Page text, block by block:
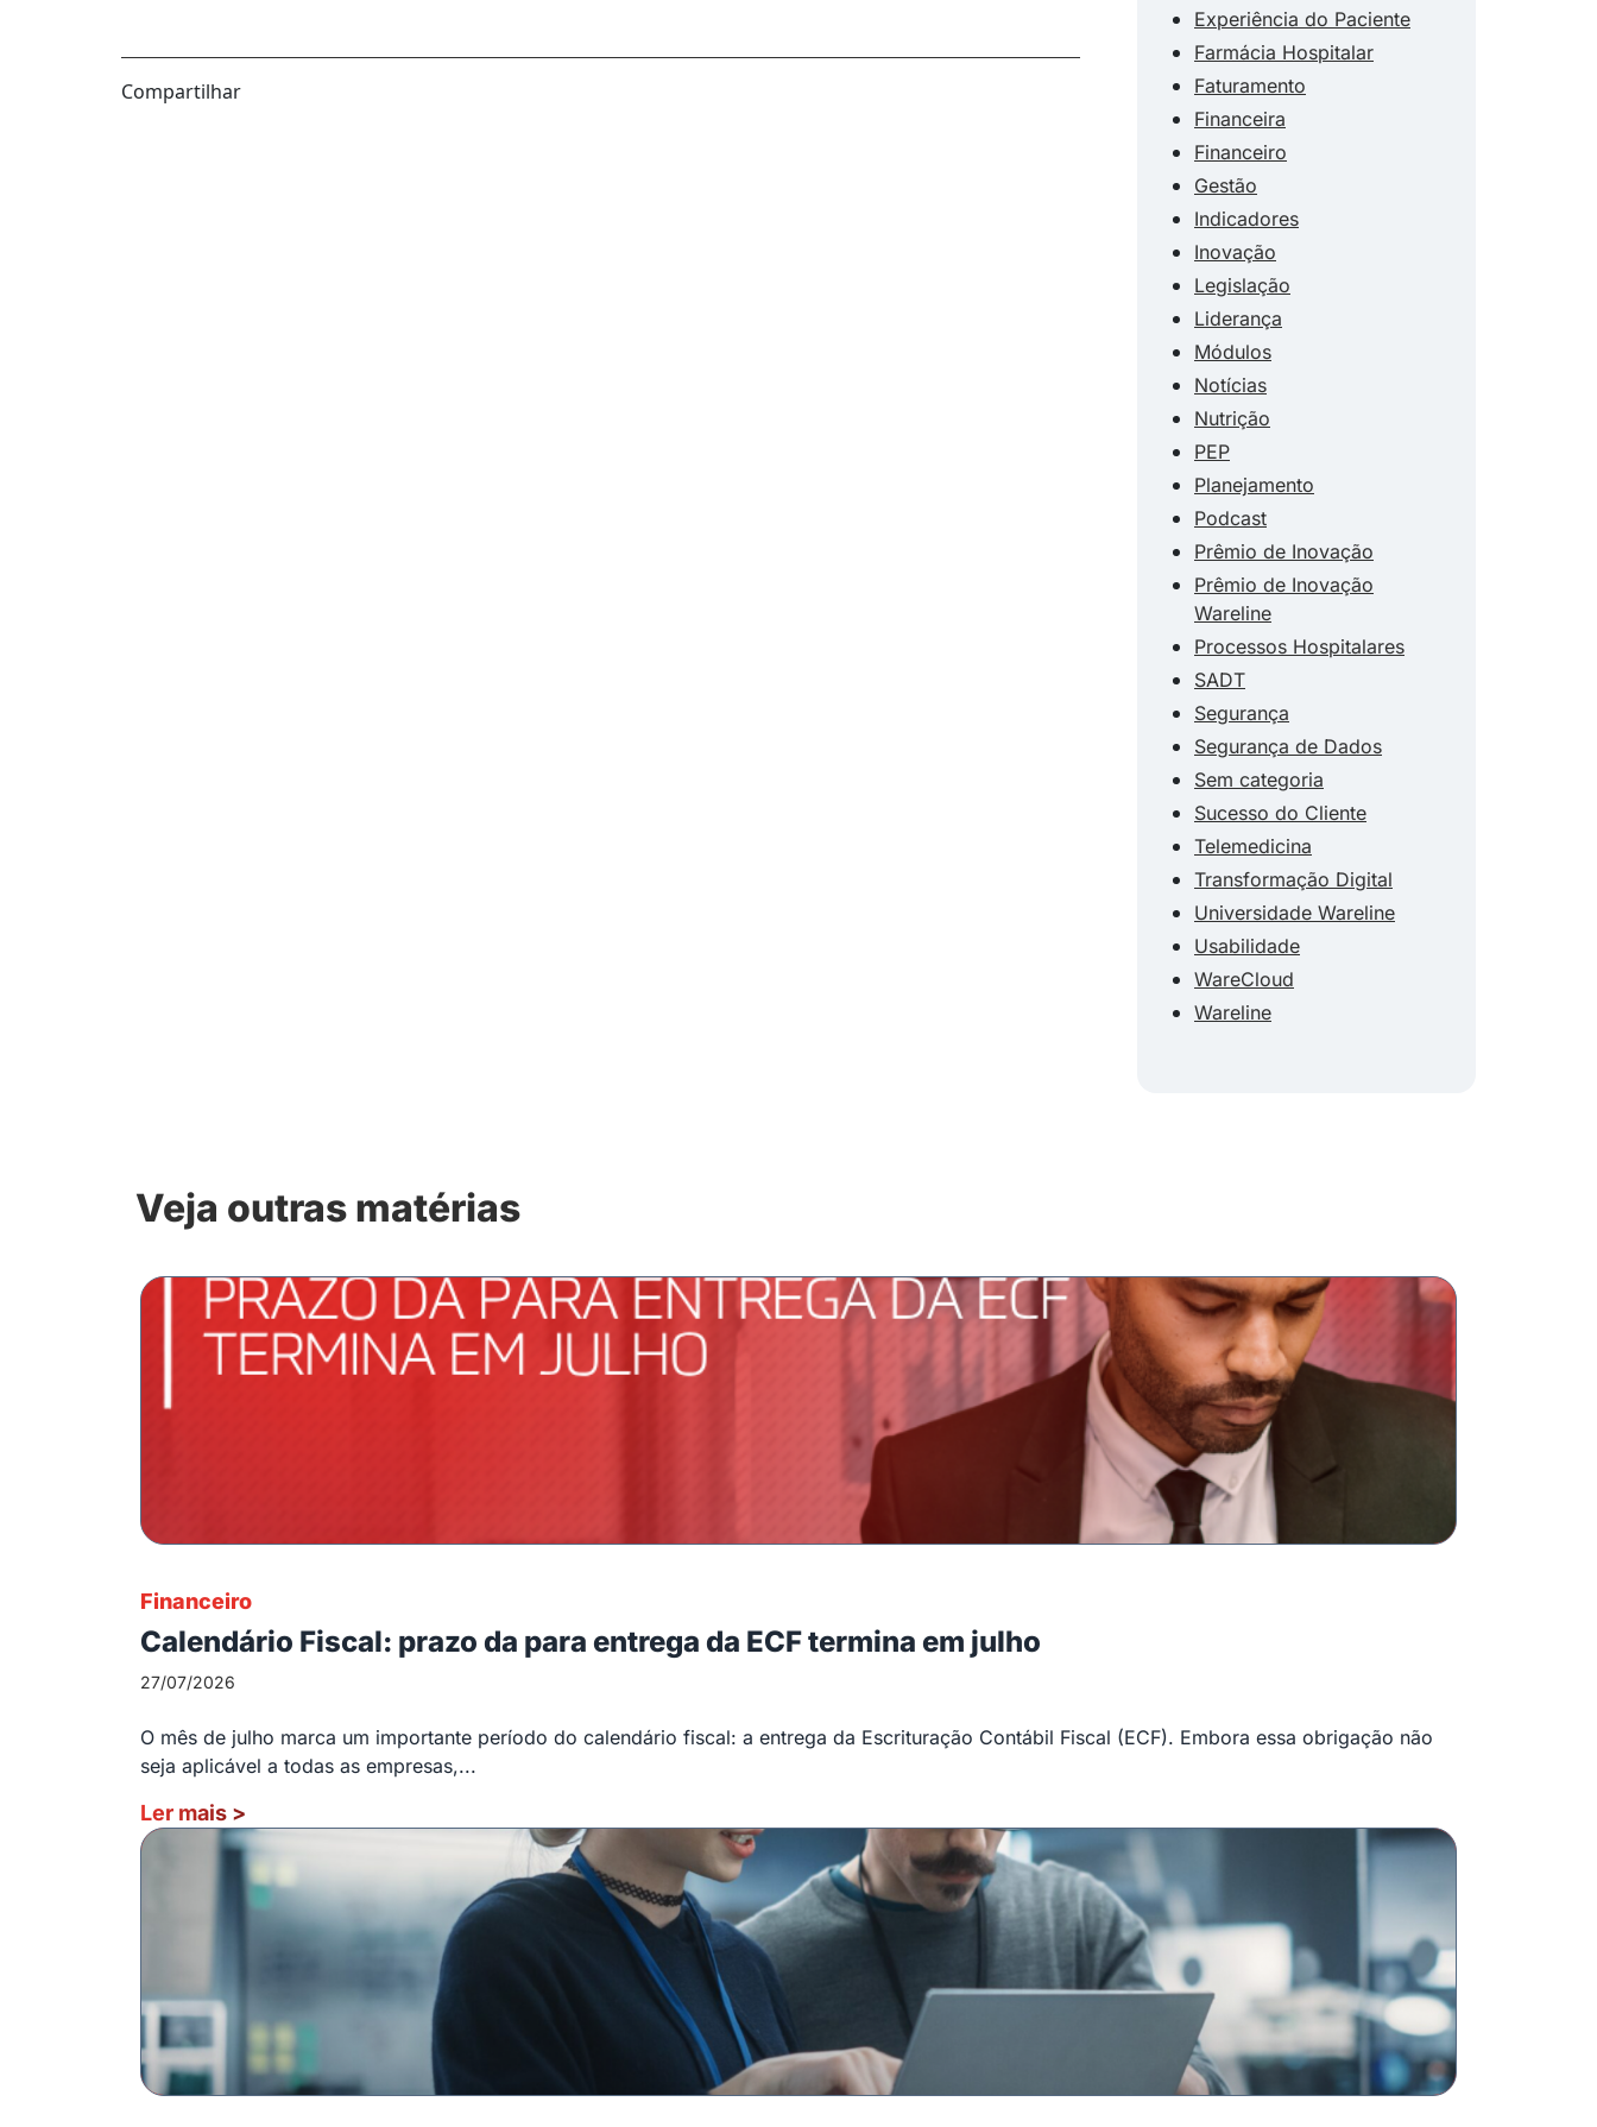
Compartilhar
Experiência do Paciente
Farmácia Hospitalar
Faturamento
Financeira
Financeiro
Gestão
Indicadores
Inovação
Legislação
Liderança
Módulos
Notícias
Nutrição
PEP
Planejamento
Podcast
Prêmio de Inovação
Prêmio de Inovação
Wareline
Processos Hospitalares
SADT
Segurança
Segurança de Dados
Sem categoria
Sucesso do Cliente
Telemedicina
Transformação Digital
Universidade Wareline
Usabilidade
WareCloud
Wareline
Veja outras matérias
Financeiro
Calendário Fiscal: prazo da para entrega da ECF termina em julho
27/07/2026
O mês de julho marca um importante período do calendário fiscal: a entrega da Escrituração Contábil Fiscal (ECF). Embora essa obrigação não
seja aplicável a todas as empresas,...
Ler mais >